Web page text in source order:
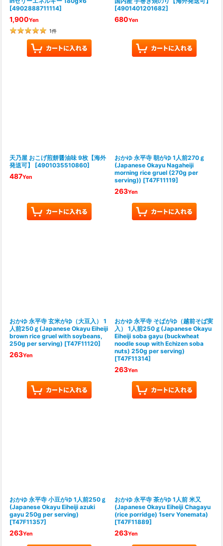
[4902888711114]
1,900Yen
1件
[4901401201682]
680Yen
天乃屋 おこげ煎餅醤油味 9枚【海外
発送可】
[4901035510860]
487Yen
おかゆ 永平寺 朝がゆ 1人前270ｇ
(Japanese Okayu Nagaheiji
morning rice gruel (270g per
serving)) [T47F11119]
263Yen
おかゆ 永平寺 玄米がゆ（大豆入） 1
人前250ｇ(Japanese Okayu Eiheiji
brown rice gruel with soybeans,
250g per serving) [T47F11120]
263Yen
おかゆ 永平寺 そばがゆ（越前そば実
入） 1人前250ｇ(Japanese Okayu
Eiheiji soba gayu (buckwheat
noodle soup with Echizen soba
nuts) 250g per serving)
[T47F11314]
263Yen
おかゆ 永平寺 小豆がゆ 1人前250ｇ
(Japanese Okayu Eiheiji azuki
gayu 250g per serving)
[T47F11357]
263Yen
おかゆ 永平寺 茶がゆ 1人前 米又
(Japanese Okayu Eiheiji Chagayu
(rice porridge) 1serv Yonemata)
[T47F11889]
263Yen